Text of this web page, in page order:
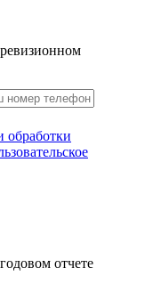
обработки
отчете